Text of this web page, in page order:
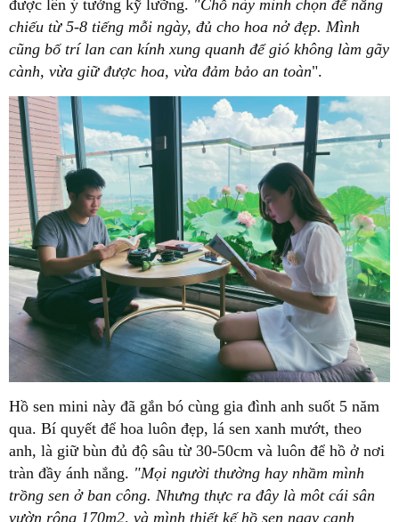
được lên ý tưởng kỹ lưỡng. "Chỗ này mình chọn để nắng
chiếu từ 5-8 tiếng mỗi ngày, đủ cho hoa nở đẹp. Mình
cũng bố trí lan can kính xung quanh để gió không làm gãy
cành, vừa giữ được hoa, vừa đảm bảo an toàn".
Hồ sen mini này đã gắn bó cùng gia đình anh suốt 5 năm
qua. Bí quyết để hoa luôn đẹp, lá sen xanh mướt, theo
anh, là giữ bùn đủ độ sâu từ 30-50cm và luôn để hồ ở nơi
tràn đầy ánh nắng. "Mọi người thường hay nhầm mình
trồng sen ở ban công. Nhưng thực ra đây là môt cái sân
vườn rộng 170m2, và mình thiết kế hồ sen ngay cạnh